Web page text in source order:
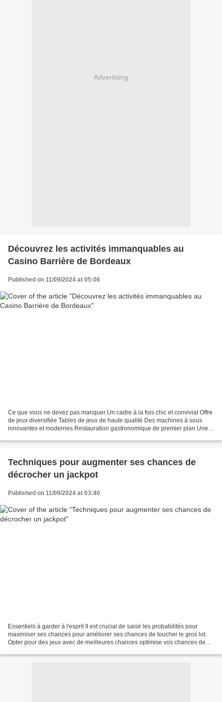
Advertising
Découvrez les activités immanquables au
Casino Barrière de Bordeaux
Published on 11/09/2024 at 05:06
Ce que vous ne devez pas manquer Un cadre à la fois chic et convivial Offre
de jeux diversifiée Tables de jeux de haute qualité Des machines à sous
innovantes et modernes Restauration gastronomique de premier plan Une
Techniques pour augmenter ses chances de
décrocher un jackpot
Published on 11/09/2024 at 03:40
Essentiels à garder à l'esprit Il est crucial de saisir les probabilités pour
maximiser ses chances pour améliorer ses chances de toucher le gros lot.
Opter pour des jeux avec de meilleures chances optimise vos chances de